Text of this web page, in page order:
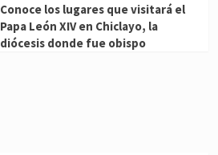
Conoce los lugares que visitará el
Papa León XIV en Chiclayo, la
diócesis donde fue obispo